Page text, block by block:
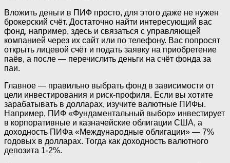
Вложить деньги в ПИФ просто, для этого даже не нужен
брокерский счёт. Достаточно найти интересующий вас
фонд, например, здесь и связаться с управляющей
компанией через их сайт или по телефону. Вас попросят
открыть лицевой счёт и подать заявку на приобретение
паёв, а после — перечислить деньги на счёт фонда за
паи.
Главное — правильно выбрать фонд в зависимости от
цели инвестирования и риск-профиля. Если вы хотите
зарабатывать в долларах, изучите валютные ПИФы.
Например, ПИФ «Фундаментальный выбор» инвестирует
в корпоративные и казначейские облигации США, а
доходность ПИФа «Международные облигации» — 7%
годовых в долларах. Тогда как доходность валютного
депозита 1-2%.